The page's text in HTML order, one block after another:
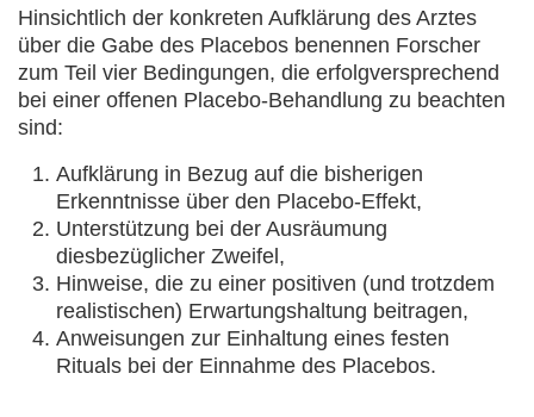
Hinsichtlich der konkreten Aufklärung des Arztes
über die Gabe des Placebos benennen Forscher
zum Teil vier Bedingungen, die erfolgversprechend
bei einer offenen Placebo-Behandlung zu beachten
sind:
Aufklärung in Bezug auf die bisherigen
Erkenntnisse über den Placebo-Effekt,
Unterstützung bei der Ausräumung
diesbezüglicher Zweifel,
Hinweise, die zu einer positiven (und trotzdem
realistischen) Erwartungshaltung beitragen,
Anweisungen zur Einhaltung eines festen
Rituals bei der Einnahme des Placebos.